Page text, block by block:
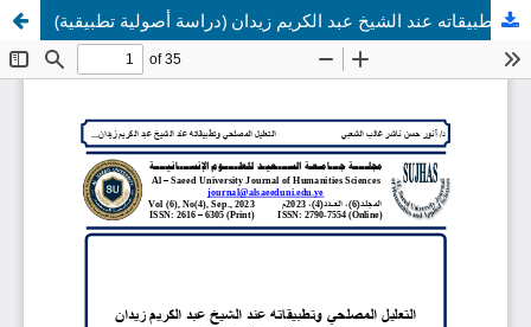
التعليل المصلحي وتطبيقاته عند الشيخ عبد الكريم زيدان (دراسة أصولية تطبيقية)